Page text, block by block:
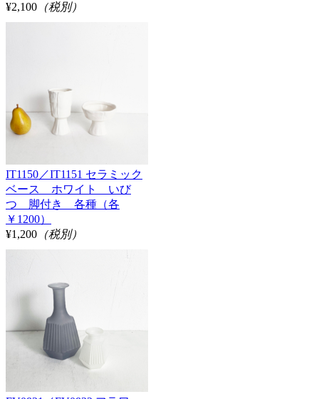
¥2,100 （税別）
IT1150／IT1151 セラミック
ベース ホワイト いび
つ 脚付き 各種（各
￥1200）
¥1,200 （税別）